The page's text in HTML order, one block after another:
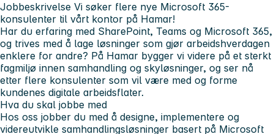
Jobbeskrivelse Vi søker flere nye Microsoft 365-
konsulenter til vårt kontor på Hamar!
Har du erfaring med SharePoint, Teams og Microsoft 365,
og trives med å lage løsninger som gjør arbeidshverdagen
enklere for andre? På Hamar bygger vi videre på et sterkt
fagmiljø innen samhandling og skyløsninger, og ser nå
etter flere konsulenter som vil være med og forme
kundenes digitale arbeidsflater.
Hva du skal jobbe med
Hos oss jobber du med å designe, implementere og
videreutvikle samhandlingsløsninger basert på Microsoft